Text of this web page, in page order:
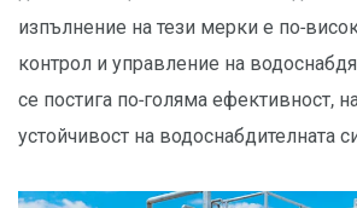
изпълнение на тези мерки е по-
контрол и управление на
се постига по-голяма ефективност,
устойчивост на водоснабдителната